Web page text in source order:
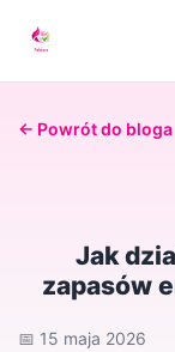
← Powrót do bloga
Jak
zapasów
📅 15 maja 2026